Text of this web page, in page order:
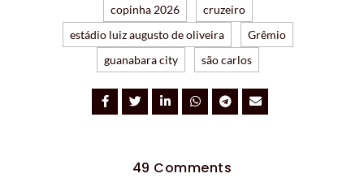
copinha 2026
cruzeiro
estádio luiz augusto de oliveira
Grêmio
guanabara city
são carlos
49 Comments